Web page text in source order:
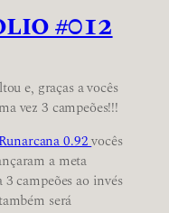
#012
e, graças a vocês
vez 3 campeões!!!
0.92vocês
a meta
campeões ao invés
será